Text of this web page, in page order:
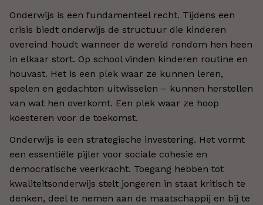
Onderwijs is een fundamenteel recht. Tijdens een
crisis biedt onderwijs de structuur die kinderen
overeind houdt wanneer de wereld rondom hen heen
in elkaar stort. Op school vinden kinderen routine en
houvast. Het is een plek waar ze kunnen leren,
spelen en gedachten uitwisselen – kunnen herstellen
van wat hen overkomt. Een plek waar ze hoop
koesteren voor de toekomst.
Onderwijs is een strategische investering. Het vormt
een essentiële pijler voor sociale cohesie en
democratische veerkracht. Toegang hebben tot
kwaliteitsonderwijs stelt jongeren in staat kritisch te
denken, deel te nemen aan de maatschappij en bij te